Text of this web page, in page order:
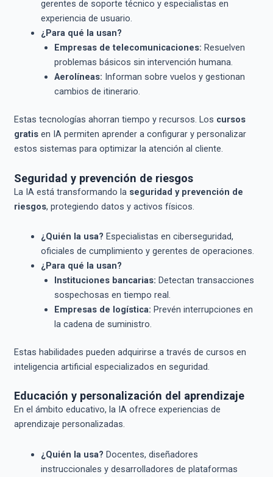
gerentes de soporte técnico y especialistas en
experiencia de usuario.
¿Para qué la usan?
Empresas de telecomunicaciones: Resuelven
problemas básicos sin intervención humana.
Aerolíneas: Informan sobre vuelos y gestionan
cambios de itinerario.
Estas tecnologías ahorran tiempo y recursos. Los cursos
gratisen IA permiten aprender a configurar y personalizar
estos sistemas para optimizar la atención al cliente.
Seguridad y prevención de riesgos
La IA está transformando la seguridad y prevención de
riesgos, protegiendo datos y activos físicos.
¿Quién la usa? Especialistas en ciberseguridad,
oficiales de cumplimiento y gerentes de operaciones.
¿Para qué la usan?
Instituciones bancarias: Detectan transacciones
sospechosas en tiempo real.
Empresas de logística: Prevén interrupciones en
la cadena de suministro.
Estas habilidades pueden adquirirse a través de cursos en
inteligencia artificial especializados en seguridad.
Educación y personalización del aprendizaje
En el ámbito educativo, la IA ofrece experiencias de
aprendizaje personalizadas.
¿Quién la usa? Docentes, diseñadores
instruccionales y desarrolladores de plataformas